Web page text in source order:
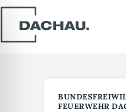
FEUERWEHR